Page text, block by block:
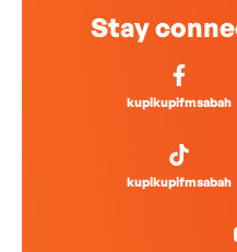
Stay
kupikupifmsabah
kupikupifmsabah